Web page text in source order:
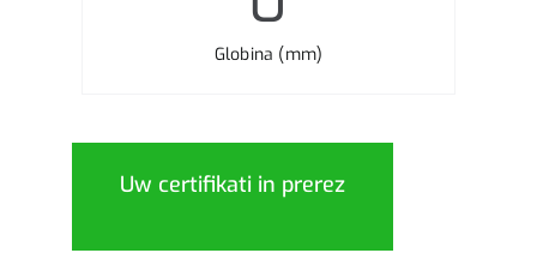
Globina (mm)
Uw certifikati in prerez